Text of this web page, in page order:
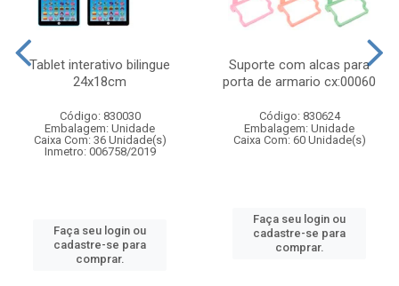
Tablet interativo bilingue
24x18cm
Código: 830030
Embalagem: Unidade
Caixa Com: 36 Unidade(s)
Inmetro: 006758/2019
Faça seu login ou
cadastre-se para
comprar.
Suporte com alcas para
porta de armario cx:00060
Código: 830624
Embalagem: Unidade
Caixa Com: 60 Unidade(s)
Faça seu login ou
cadastre-se para
comprar.